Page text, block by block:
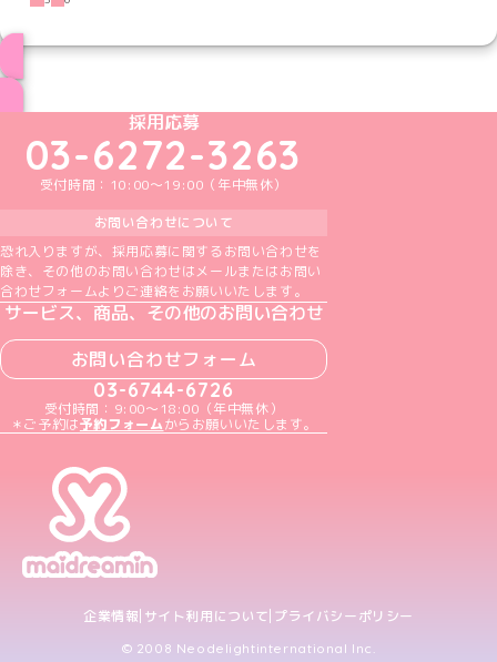
めいどりーみんTikTok公式アカウント
めいどりーみんX公式アカウント
めいどりーみんInstagram公式アカウント
めいどりーみんFacebook公式アカウン
めいどりーみんYouTube公式アカ
採用応募
03-6272-3263
受付時間：10:00～19:00（年中無休）
お問い合わせについて
恐れ入りますが、採用応募に関するお問い合わせを
除き、その他のお問い合わせはメールまたはお問い
合わせフォームよりご連絡をお願いいたします。
サービス、商品、その他のお問い合わせ
お問い合わせフォーム
03-6744-6726
受付時間：9:00～18:00（年中無休）
＊ご予約は予約フォームからお願いいたします。
企業情報 サイト利用について プライバシーポリシー
© 2008 Neodelightinternational Inc.